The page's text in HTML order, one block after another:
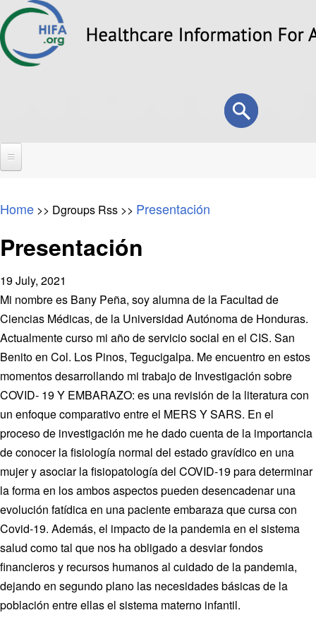
to
Search
form
Search
About
Overview
Why HIFA is needed
Vision and Strategy
HIFA, Universal Health Coverage and Human Rights
HIFA in Official Relations with WHO
Achievements
Testimonials
HIFA Voices database
HIFA & global health CoPs
Publications
Forums
HIFA (Healthcare Information For All)
How to use the HIFA forums
CHIFA (child health and rights)
HIFA-French
HIFA-Portuguese
HIFA-Spanish
HIFA-Zambia 2011-2024
Projects
New! SPOTLIGHTS
Evidence-informed policy
mHealth
Open access
Substance use disorders
*Sponsorship opportunities
Citizens, Parents and Children
Evidence-Informed Policy and Practice
Library and Information Services
Community Health Workers
Multilingualism
Prescribers and users of medicines
Evaluating Impact
Mobile HIFA (mHIFA)
*Completed projects
Access to Health Research
Astana Declaration+
Communicating health research
COVID-19
Essential Health Services and COVID-19
Family Planning
Health Partnerships
People
Country representatives
List view
Fundraising Working Group
Main Steering Group
Members
Partnerships and Projects
Social Media Working Group
Staff
Volunteers
Support
Collaborate
Contact us
Donate
HIFA Appeal
How you can help
Link to us
Partners
Supporting Organisations
List view
News
News
Forum Messages
Join
Join HIFA
Join CHIFA (child health and rights)
Junte-se ao HIFA-Portuguese
Rejoignez HIFA-Français
Únase a HIFA-Español
Home >> Dgroups Rss >> Presentación
Presentación
19 July, 2021
Mi nombre es Bany Peña, soy alumna de la Facultad de
Ciencias Médicas, de la Universidad Autónoma de Honduras.
Actualmente curso mi año de servicio social en el CIS. San
Benito en Col. Los Pinos, Tegucigalpa. Me encuentro en estos
momentos desarrollando mi trabajo de Investigación sobre
COVID- 19 Y EMBARAZO: es una revisión de la literatura con
un enfoque comparativo entre el MERS Y SARS. En el
proceso de investigación me he dado cuenta de la importancia
de conocer la fisiología normal del estado gravídico en una
mujer y asociar la fisiopatología del COVID-19 para determinar
la forma en los ambos aspectos pueden desencadenar una
evolución fatídica en una paciente embaraza que cursa con
Covid-19. Además, el impacto de la pandemia en el sistema
salud como tal que nos ha obligado a desviar fondos
financieros y recursos humanos al cuidado de la pandemia,
dejando en segundo plano las necesidades básicas de la
población entre ellas el sistema materno infantil.